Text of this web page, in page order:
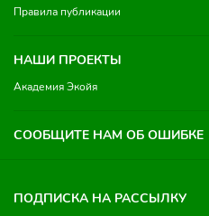
Правила публикации
НАШИ ПРОЕКТЫ
Академия Экойя
СООБЩИТЕ НАМ ОБ ОШИБКЕ
ПОДПИСКА НА РАССЫЛКУ